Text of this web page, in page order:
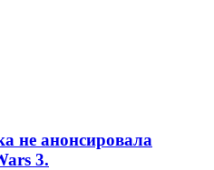
не анонсировала
3.